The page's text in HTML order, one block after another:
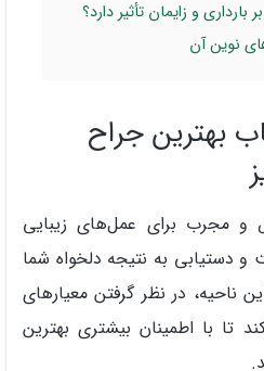
و زایمان تأثیر دارد؟
نوین آن
بهترین جراح
مجرب برای عمل‌های زیبایی
دستیابی به نتیجه دلخواه شما
ناحیه، در نظر گرفتن معیارهای
با اطمینان بیشتری بهترین